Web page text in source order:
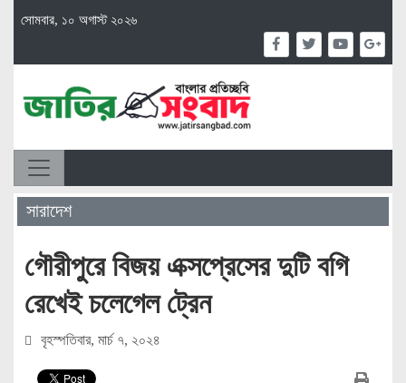
সোমবার, ১০ অগাস্ট ২০২৬
সারাদেশ
গৌরীপুরে বিজয় এক্সপ্রেসের দুটি বগি
রেখেই চলেগেল ট্রেন
বৃহস্পতিবার, মার্চ ৭, ২০২৪